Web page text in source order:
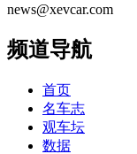
news@xevcar.com
频道导航
首页
名车志
观车坛
数据